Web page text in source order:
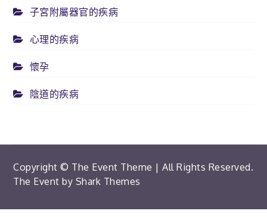
子宮附屬器官的疾病
心理的疾病
懷孕
陰道的疾病
Copyright © The Event Theme | All Rights Reserved.
The Event by Shark Themes